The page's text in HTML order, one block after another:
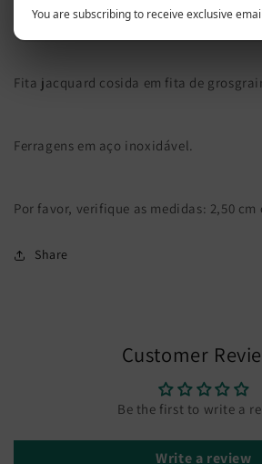
Material seguro e suave.
Fita jacquard cosida em fita de
Ferragens em aço inoxidável.
Por favor, verifique as medidas: 2,50 cm
Share
Customer
Be the first to write a
Write a review
You are subscribing to receive exclusive